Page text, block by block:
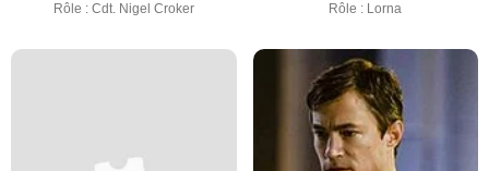
Rôle : Cdt. Nigel Croker Rôle : Lorna